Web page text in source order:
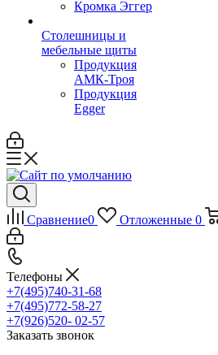
Кромка Эггер
Столешницы и
мебельные щиты
Продукция
АМК-Троя
Продукция
Egger
Сравнение0 Отложенные 0
Телефоны
+7(495)740-31-68
+7(495)772-58-27
+7(926)520- 02-57
Заказать звонок